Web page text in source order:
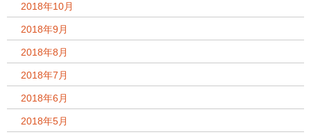
2018年10月
2018年9月
2018年8月
2018年7月
2018年6月
2018年5月